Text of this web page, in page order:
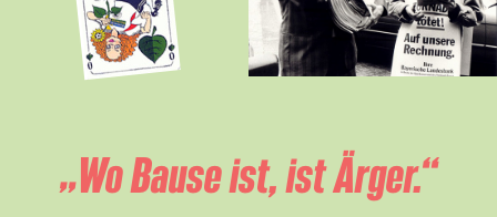
„Wo Bause ist, ist Ärger.“